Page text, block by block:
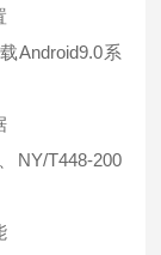
Android9.0系
NY/T448-200